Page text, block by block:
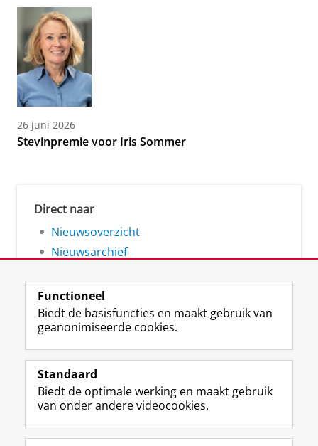
26 juni 2026
Stevinpremie voor Iris Sommer
Direct naar
Nieuwsoverzicht
Nieuwsarchief
Volg de RUG
F
a
e
b
o
L
i
k
e
I
R
S
-
f
e
I
n
t
r
Y
o
T
e
Studiekiezers
Functioneel
Biedt de basisfuncties en maakt gebruik van
geanonimiseerde cookies.
Standaard
Biedt de optimale werking en maakt gebruik
van onder andere videocookies.